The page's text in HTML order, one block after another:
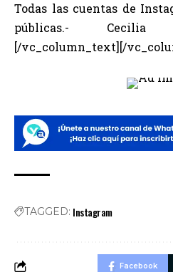
Todas las cuentas de
públicas.- Cecilia
[/vc_column_text][/
TAGGED: Instagram
Facebook